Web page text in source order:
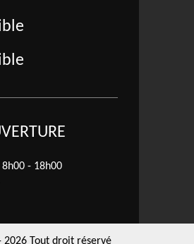
8h00 - 18h00
2026 Tout droit réservé